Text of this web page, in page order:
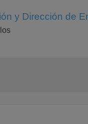
y Dirección de